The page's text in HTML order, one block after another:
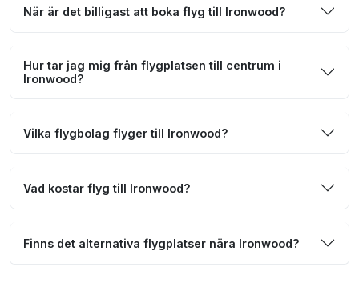
När är det billigast att boka flyg till Ironwood?
Hur tar jag mig från flygplatsen till centrum i
Ironwood?
Vilka flygbolag flyger till Ironwood?
Vad kostar flyg till Ironwood?
Finns det alternativa flygplatser nära Ironwood?